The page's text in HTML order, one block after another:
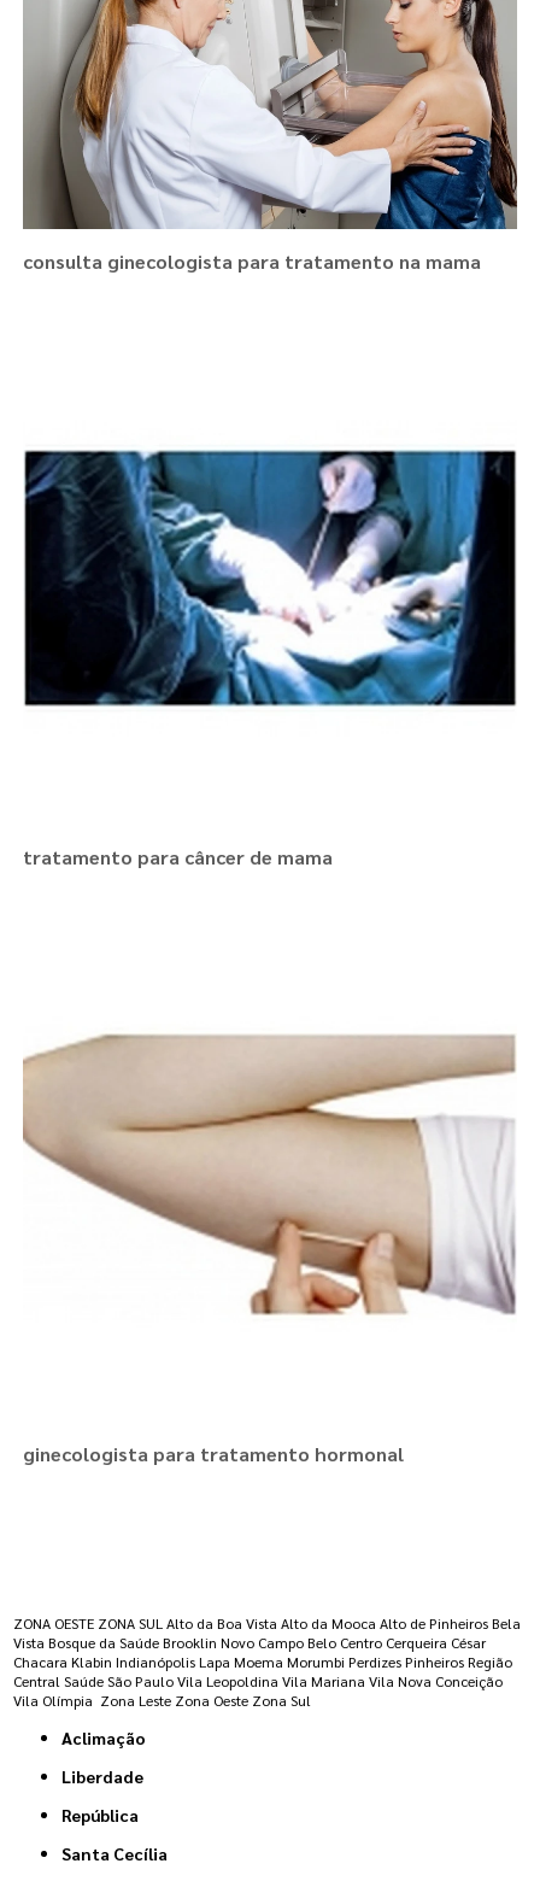
consulta ginecologista para tratamento na mama
tratamento para câncer de mama
ginecologista para tratamento hormonal
ZONA OESTE ZONA SUL Alto da Boa Vista Alto da Mooca Alto de Pinheiros Bela
Vista Bosque da Saúde Brooklin Novo Campo Belo Centro Cerqueira César
Chacara Klabin Indianópolis Lapa Moema Morumbi Perdizes Pinheiros Região
Central Saúde São Paulo Vila Leopoldina Vila Mariana Vila Nova Conceição
Vila Olímpia Zona Leste Zona Oeste Zona Sul
Aclimação
Liberdade
República
Santa Cecília